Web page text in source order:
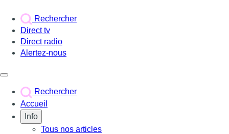
Rechercher
Direct tv
Direct radio
Alertez-nous
Rechercher
Accueil
Info
Tous nos articles